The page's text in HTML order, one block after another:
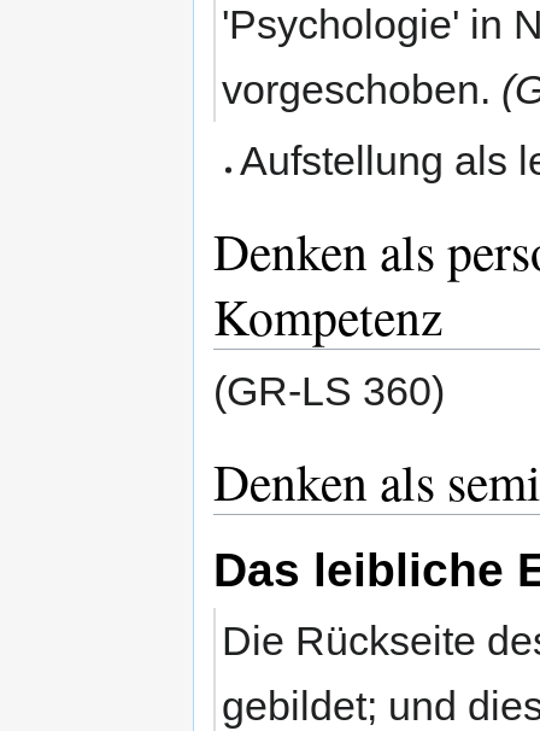
'Psychologie' in
vorgeschoben.
Aufstellung als
Denken als
Kompetenz
(GR-LS 360)
Denken als
Das leibliche
Die Rückseite
gebildet; und